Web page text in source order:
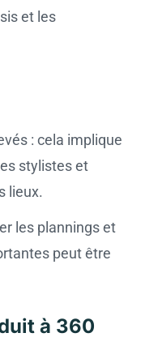
et les
: cela implique
stylistes et
lieux.
les plannings et
peut être
à 360